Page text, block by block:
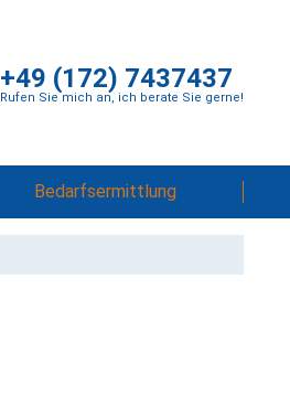
+49 (172) 7437437
Rufen Sie mich an, ich berate Sie gerne!
Bedarfsermittlung